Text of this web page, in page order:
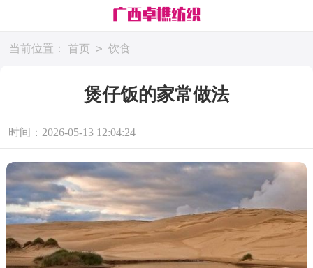
当前位置： 首页 > 饮食
煲仔饭的家常做法
时间：2026-05-13 12:04:24